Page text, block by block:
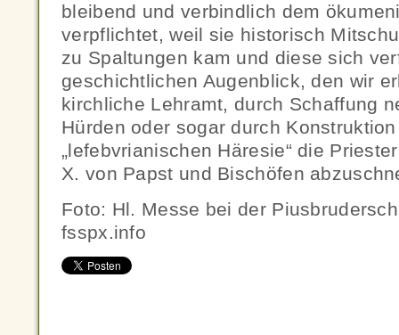
bleibend und verbindlich dem
verpflichtet, weil sie historisch
zu Spaltungen kam und diese sich
geschichtlichen Augenblick, den wir
kirchliche Lehramt, durch Schaffung
Hürden oder sogar durch
„lefebvrianischen Häresie“ die
X. von Papst und Bischöfen
Foto: Hl. Messe bei der
fsspx.info